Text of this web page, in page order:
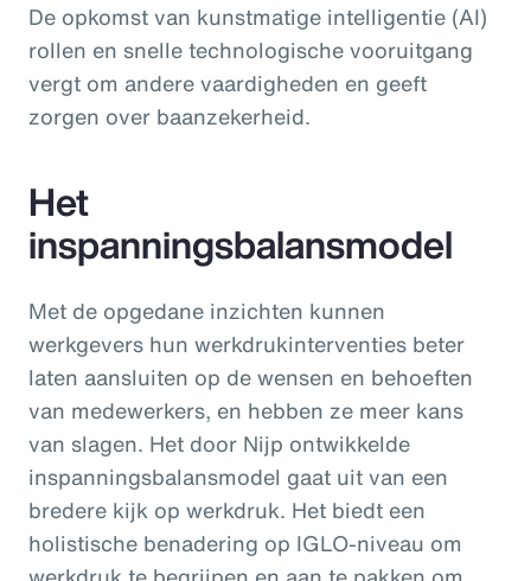
De opkomst van kunstmatige intelligentie (AI)
rollen en snelle technologische vooruitgang
vergt om andere vaardigheden en geeft
zorgen over baanzekerheid.
Het
inspanningsbalansmodel
Met de opgedane inzichten kunnen
werkgevers hun werkdrukinterventies beter
laten aansluiten op de wensen en behoeften
van medewerkers, en hebben ze meer kans
van slagen. Het door Nijp ontwikkelde
inspanningsbalansmodel gaat uit van een
bredere kijk op werkdruk. Het biedt een
holistische benadering op IGLO-niveau om